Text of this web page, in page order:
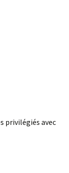
privilégiés avec